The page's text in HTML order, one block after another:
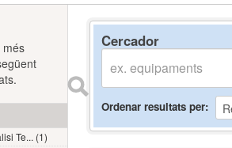
Cercador
Ordenar resultats per
més
Te... (1)